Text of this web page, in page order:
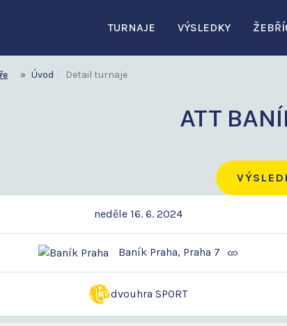
TURNAJE VÝSLEDKY
Úvod Detail turnaje
ATT
neděle 16. 6. 2024
Baník Praha, Praha 7
dvouhra SPORT